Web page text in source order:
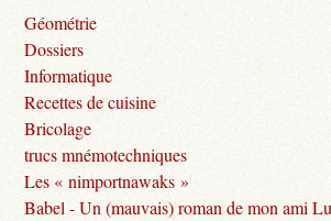
Géométrie
Dossiers
Informatique
Recettes de cuisine
Bricolage
trucs mnémotechniques
Les « nimportnawaks »
Babel - Un (mauvais) roman de mon ami